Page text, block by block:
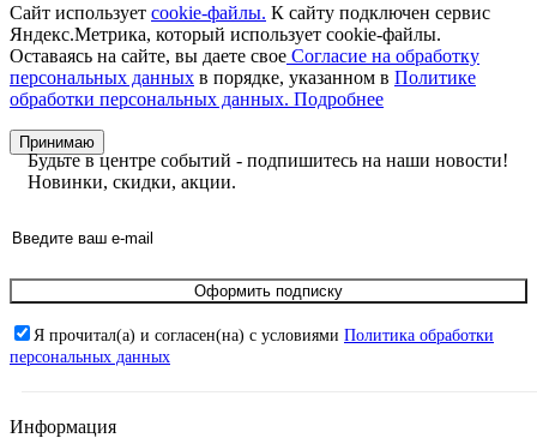
Сайт использует cookie-файлы. К cайту подключен сервис
Яндекс.Метрика, который использует cookie-файлы.
Оставаясь на сайте, вы даете свое Согласие на обработку
персональных данных в порядке, указанном в Политике
обработки персональных данных. Подробнее
Принимаю
Будьте в центре событий - подпишитесь на наши новости!
Новинки, скидки, акции.
Оформить подписку
Я прочитал(а) и согласен(на) с условиями Политика обработки
персональных данных
Информация